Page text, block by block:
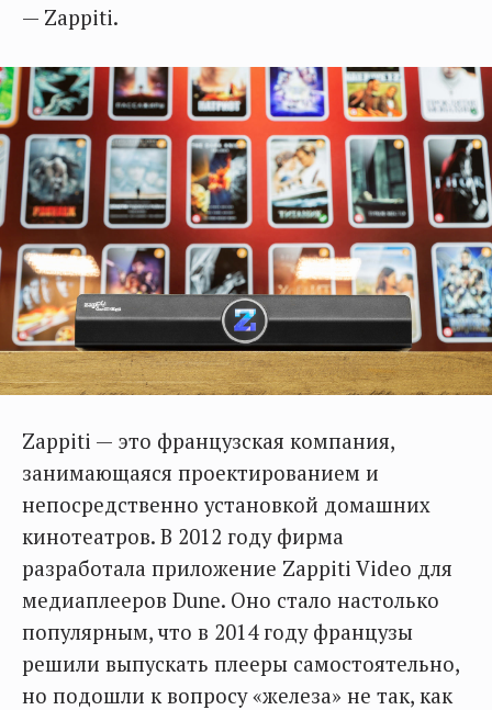
— Zappiti.
Zappiti — это французская компания,
занимающаяся проектированием и
непосредственно установкой домашних
кинотеатров. В 2012 году фирма
разработала приложение Zappiti Video для
медиаплееров Dune. Оно стало настолько
популярным, что в 2014 году французы
решили выпускать плееры самостоятельно,
но подошли к вопросу «железа» не так, как